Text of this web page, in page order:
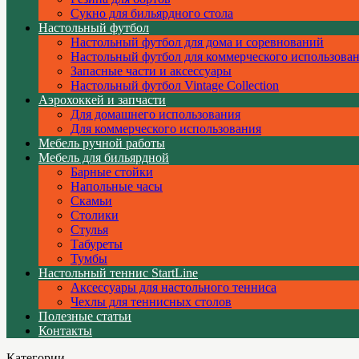
Сукно для бильярдного стола
Настольный футбол
Настольный футбол для дома и соревнований
Настольный футбол для коммерческого
Запасные части и аксессуары
Настольный футбол Vintage Collection
Аэрохоккей и запчасти
Для домашнего использования
Для коммерческого использования
Мебель ручной работы
Мебель для бильярдной
Барные стойки
Напольные часы
Скамьи
Столики
Стулья
Табуреты
Тумбы
Настольный теннис StartLine
Аксессуары для настольного тенниса
Чехлы для теннисных столов
Полезные статьи
Контакты